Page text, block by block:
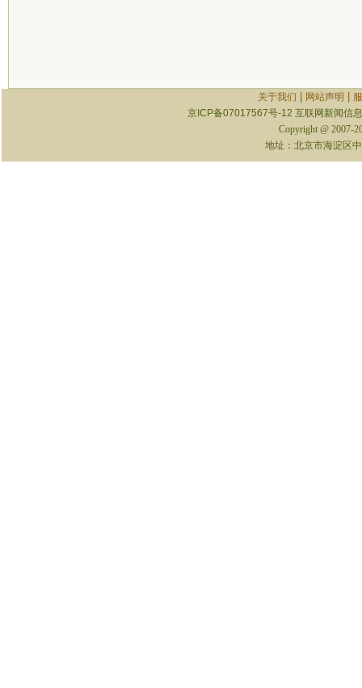
关于我们 网站声明
京ICP备07017567号-12 互联网新闻信
Copyright @ 2007-
地址：北京市海淀区